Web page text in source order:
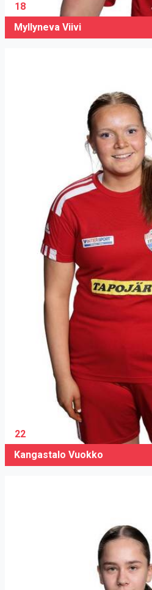
18
Myllyneva Viivi
22
Kangastalo Vuokko